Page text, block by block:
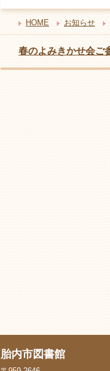
HOME お知らせ
春のよみきかせ会ご
胎内市図書館